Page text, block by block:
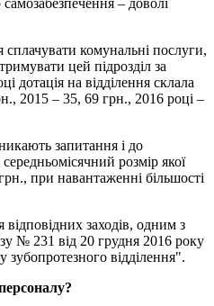
сплачувати комунальні послуги,
цей підрозділ за
дотація на відділення склала
2015 – 35, 69 грн., 2016 році –
запитання і до
середньомісячний розмір якої
при навантаженні більшості
заходів, одним з
№ 231 від 20 грудня 2016 року
відділення".